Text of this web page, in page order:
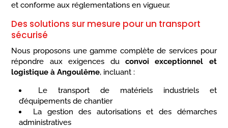
et conforme aux réglementations en vigueur.
Des solutions sur mesure pour un transport
sécurisé
Nous proposons une gamme complète de services pour
répondre aux exigences du convoi exceptionnel et
logistique à Angoulême, incluant :
Le transport de matériels industriels et
d’équipements de chantier
La gestion des autorisations et des démarches
administratives